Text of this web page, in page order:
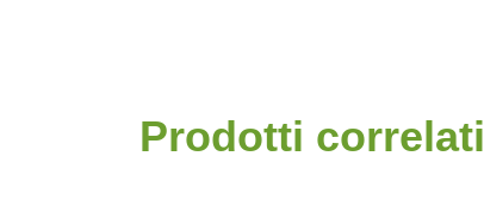
Prodotti correlati